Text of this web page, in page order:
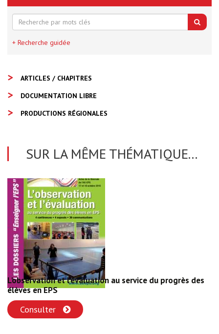
+ Recherche guidée
ARTICLES / CHAPITRES
DOCUMENTATION LIBRE
PRODUCTIONS RÉGIONALES
SUR LA MÊME THÉMATIQUE...
L'observation et l'évaluation au service du progrès des
élèves en EPS
Consulter